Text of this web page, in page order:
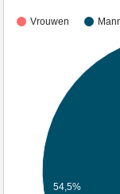
Vrouwen
54,5%